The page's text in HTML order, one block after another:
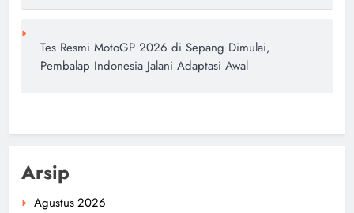
Tes Resmi MotoGP 2026 di Sepang Dimulai,
Pembalap Indonesia Jalani Adaptasi Awal
Arsip
Agustus 2026